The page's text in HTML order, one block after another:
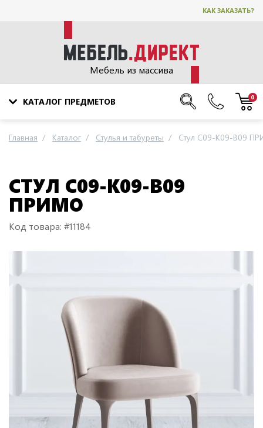
КАК ЗАКАЗАТЬ?
Мебель из массива
КАТАЛОГ ПРЕДМЕТОВ 0
Главная Каталог Стулья и табуреты Стул C09-K09-B09
СТУЛ C09-K09-B09
ПРИМО
Код товара: #11184